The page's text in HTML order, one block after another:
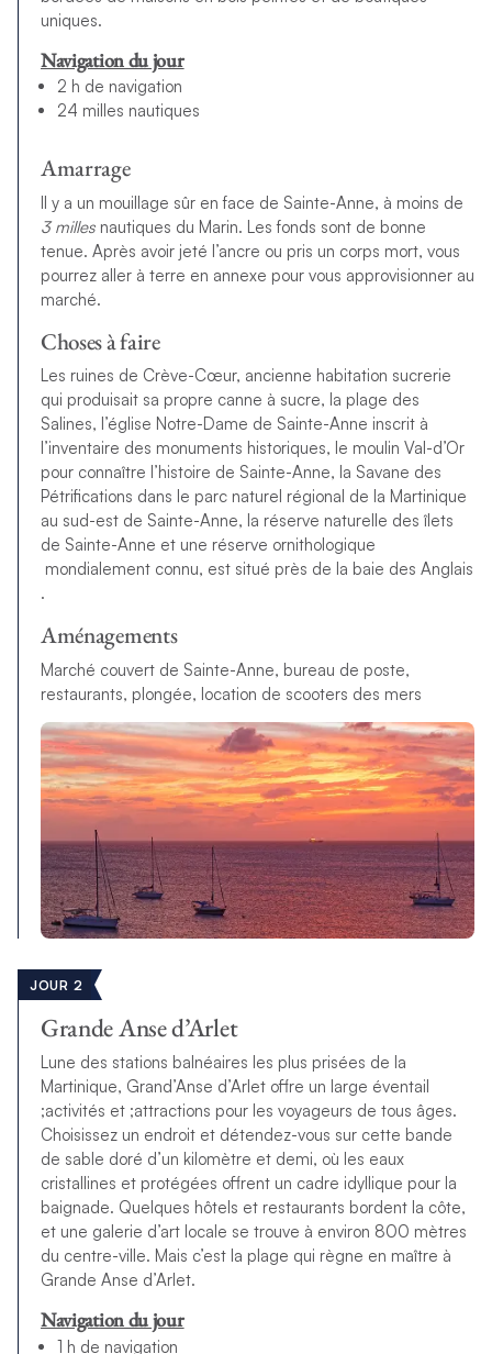
uniques.
Navigation du jour
2 h de navigation
24 milles nautiques
Amarrage
Il y a un mouillage sûr en face de Sainte-Anne, à moins de
3 milles nautiques du Marin. Les fonds sont de bonne
tenue. Après avoir jeté l’ancre ou pris un corps mort, vous
pourrez aller à terre en annexe pour vous approvisionner au
marché.
Choses à faire
Les ruines de Crève-Cœur, ancienne habitation sucrerie
qui produisait sa propre canne à sucre, la plage des
Salines, l’église Notre-Dame de Sainte-Anne inscrit à
l’inventaire des monuments historiques, le moulin Val-d’Or
pour connaître l’histoire de Sainte-Anne, la Savane des
Pétrifications dans le parc naturel régional de la Martinique
au sud-est de Sainte-Anne, la réserve naturelle des îlets
de Sainte-Anne et une réserve ornithologique
mondialement connu, est situé près de la baie des Anglais
.
Aménagements
Marché couvert de Sainte-Anne, bureau de poste,
restaurants, plongée, location de scooters des mers
JOUR 2
Grande Anse d’Arlet
Lune des stations balnéaires les plus prisées de la
Martinique, Grand’Anse d’Arlet offre un large éventail
;activités et ;attractions pour les voyageurs de tous âges.
Choisissez un endroit et détendez-vous sur cette bande
de sable doré d’un kilomètre et demi, où les eaux
cristallines et protégées offrent un cadre idyllique pour la
baignade. Quelques hôtels et restaurants bordent la côte,
et une galerie d’art locale se trouve à environ 800 mètres
du centre-ville. Mais c’est la plage qui règne en maître à
Grande Anse d’Arlet.
Navigation du jour
1 h de navigation